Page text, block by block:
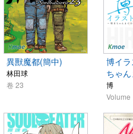
異獸魔都(簡中)
林田球
卷 23
博イ
ちゃ
博
Volume